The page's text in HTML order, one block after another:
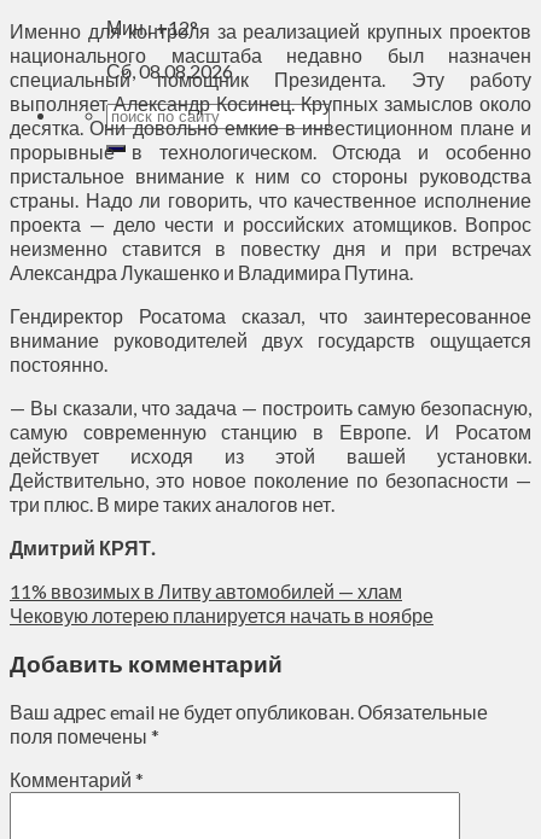
Мин.:+12°
Сб, 08.08.2026
Именно для контроля за реализацией крупных проектов
национального масштаба недавно был назначен
специальный помощник Президента. Эту работу
выполняет Александр Косинец. Крупных замыслов около
десятка. Они довольно емкие в инвестиционном плане и
прорывные в технологическом. Отсюда и особенно
пристальное внимание к ним со стороны руководства
страны. Надо ли говорить, что качественное исполнение
проекта — дело чести и российских атомщиков. Вопрос
неизменно ставится в повестку дня и при встречах
Александра Лукашенко и Владимира Путина.
Гендиректор Росатома сказал, что заинтересованное
внимание руководителей двух государств ощущается
постоянно.
— Вы сказали, что задача — построить самую безопасную,
самую современную станцию в Европе. И Росатом
действует исходя из этой вашей установки.
Действительно, это новое поколение по безопасности —
три плюс. В мире таких аналогов нет.
Дмитрий КРЯТ.
11% ввозимых в Литву автомобилей — хлам
Чековую лотерею планируется начать в ноябре
Добавить комментарий
Ваш адрес email не будет опубликован.Обязательные
поля помечены *
Комментарий *